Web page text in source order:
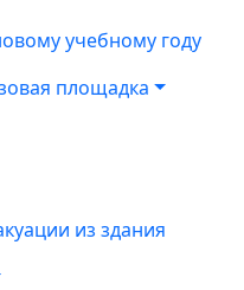
учебному году
площадка
из здания